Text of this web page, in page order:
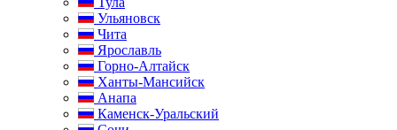
Ульяновск
Чита
Ярославль
Горно-Алтайск
Ханты-Мансийск
Анапа
Каменск-Уральский